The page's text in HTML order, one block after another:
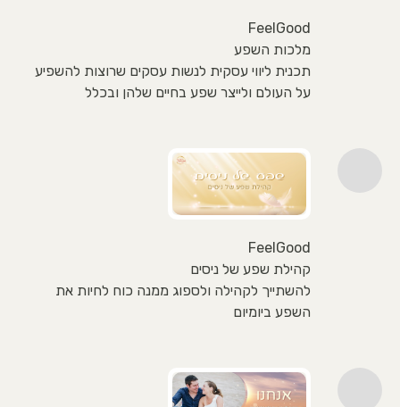
FeelGood
מלכות השפע
תכנית ליווי עסקית לנשות עסקים שרוצות להשפיע
על העולם ולייצר שפע בחיים שלהן ובכלל
FeelGood
קהילת שפע של ניסים
להשתייך לקהילה ולספוג ממנה כוח לחיות את
השפע ביומיום